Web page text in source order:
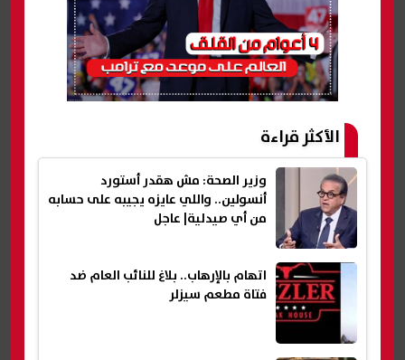
الأكثر قراءة
وزير الصحة: مش هقدر أستورد
أنسولين.. واللي عايزه يجيبه على حسابه
من أي صيدلية| عاجل
اتهام بالإرهاب.. بلاغ للنائب العام ضد
فتاة مطعم سيزلر